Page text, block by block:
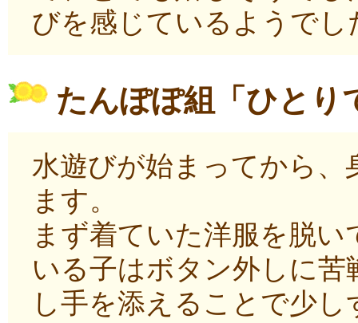
びを感じているようでし
たんぽぽ組「ひとり
水遊びが始まってから
ます。
まず着ていた洋服を脱
いる子はボタン外しに
し手を添えることで少